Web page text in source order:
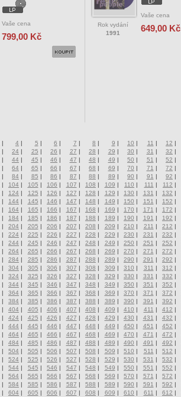
Vaše cena
799,00 Kč
Rok vydání
1991
Vaše cena
649,00 Kč
| 4 | 5 | 6 | 7 | 8 | 9 | 10 | 11 | 12 |
| 24 | 25 | 26 | 27 | 28 | 29 | 30 | 31 | 32 |
| 44 | 45 | 46 | 47 | 48 | 49 | 50 | 51 | 52 |
| 64 | 65 | 66 | 67 | 68 | 69 | 70 | 71 | 72 |
| 84 | 85 | 86 | 87 | 88 | 89 | 90 | 91 | 92 |
| 104 | 105 | 106 | 107 | 108 | 109 | 110 | 111 | 112 |
| 124 | 125 | 126 | 127 | 128 | 129 | 130 | 131 | 132 |
| 144 | 145 | 146 | 147 | 148 | 149 | 150 | 151 | 152 |
| 164 | 165 | 166 | 167 | 168 | 169 | 170 | 171 | 172 |
| 184 | 185 | 186 | 187 | 188 | 189 | 190 | 191 | 192 |
| 204 | 205 | 206 | 207 | 208 | 209 | 210 | 211 | 212 |
| 224 | 225 | 226 | 227 | 228 | 229 | 230 | 231 | 232 |
| 244 | 245 | 246 | 247 | 248 | 249 | 250 | 251 | 252 |
| 264 | 265 | 266 | 267 | 268 | 269 | 270 | 271 | 272 |
| 284 | 285 | 286 | 287 | 288 | 289 | 290 | 291 | 292 |
| 304 | 305 | 306 | 307 | 308 | 309 | 310 | 311 | 312 |
| 324 | 325 | 326 | 327 | 328 | 329 | 330 | 331 | 332 |
| 344 | 345 | 346 | 347 | 348 | 349 | 350 | 351 | 352 |
| 364 | 365 | 366 | 367 | 368 | 369 | 370 | 371 | 372 |
| 384 | 385 | 386 | 387 | 388 | 389 | 390 | 391 | 392 |
| 404 | 405 | 406 | 407 | 408 | 409 | 410 | 411 | 412 |
| 424 | 425 | 426 | 427 | 428 | 429 | 430 | 431 | 432 |
| 444 | 445 | 446 | 447 | 448 | 449 | 450 | 451 | 452 |
| 464 | 465 | 466 | 467 | 468 | 469 | 470 | 471 | 472 |
| 484 | 485 | 486 | 487 | 488 | 489 | 490 | 491 | 492 |
| 504 | 505 | 506 | 507 | 508 | 509 | 510 | 511 | 512 |
| 524 | 525 | 526 | 527 | 528 | 529 | 530 | 531 | 532 |
| 544 | 545 | 546 | 547 | 548 | 549 | 550 | 551 | 552 |
| 564 | 565 | 566 | 567 | 568 | 569 | 570 | 571 | 572 |
| 584 | 585 | 586 | 587 | 588 | 589 | 590 | 591 | 592 |
| 604 | 605 | 606 | 607 | 608 | 609 | 610 | 611 | 612 |